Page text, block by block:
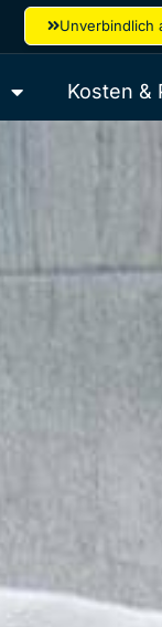
Unverbindlich
Kosten &